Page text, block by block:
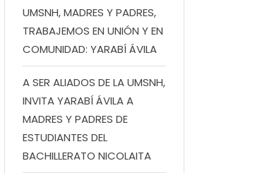
UMSNH, MADRES Y PADRES,
TRABAJEMOS EN UNIÓN Y EN
COMUNIDAD: YARABÍ ÁVILA
A SER ALIADOS DE LA UMSNH,
INVITA YARABÍ ÁVILA A
MADRES Y PADRES DE
ESTUDIANTES DEL
BACHILLERATO NICOLAITA